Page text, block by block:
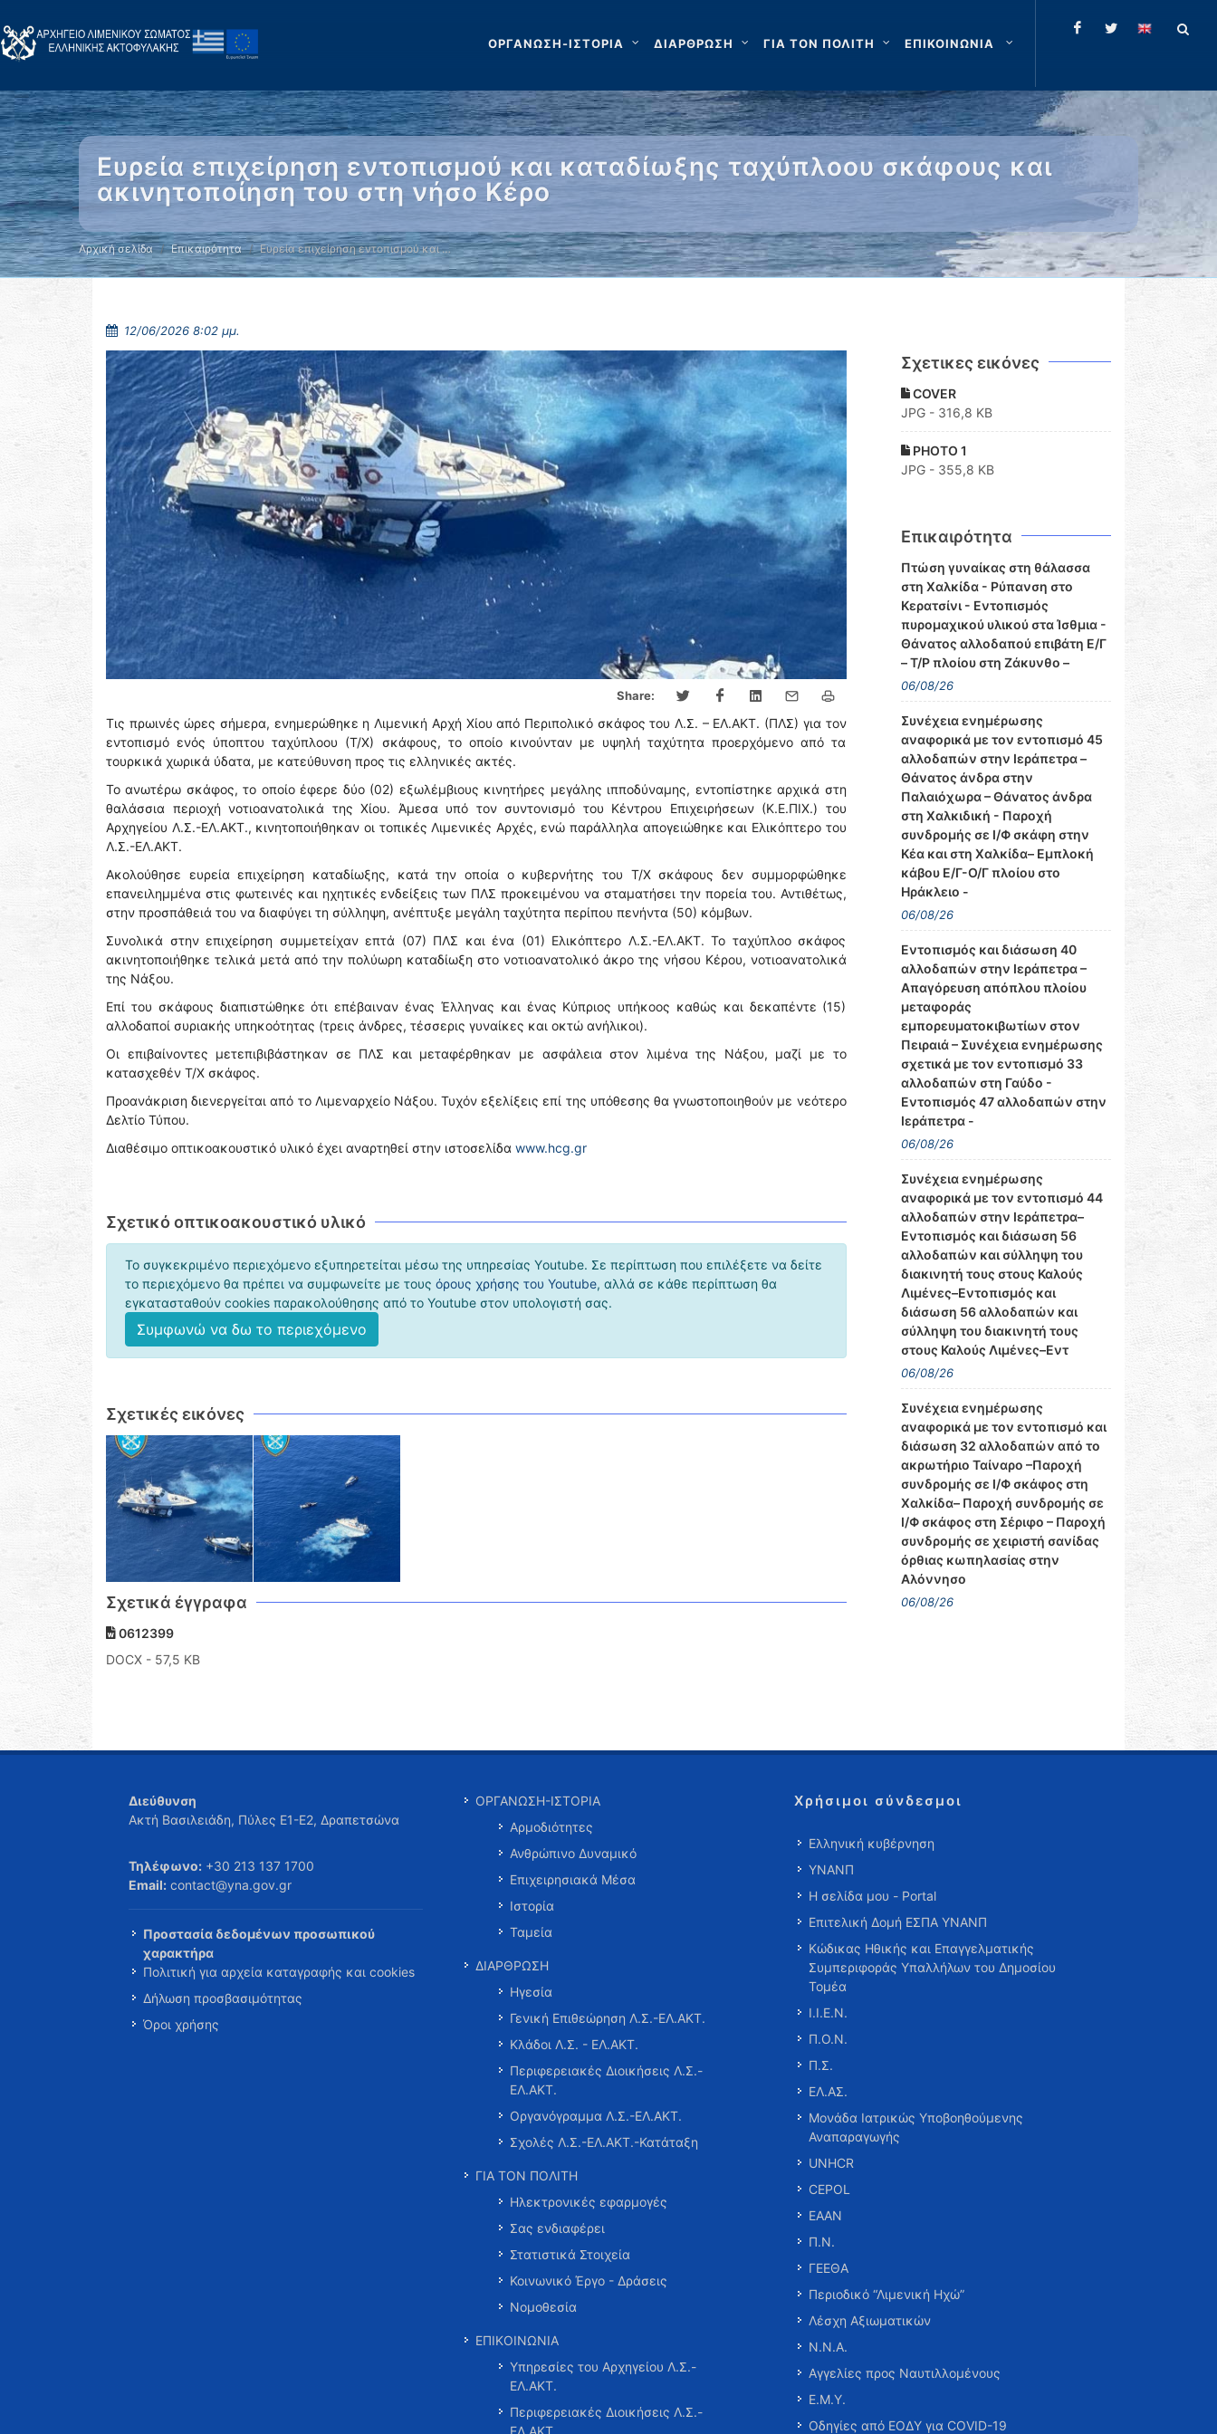
ΟΡΓΑΝΩΣΗ-ΙΣΤΟΡΙΑ ΔΙΑΡΘΡΩΣΗ ΓΙΑ ΤΟΝ ΠΟΛΙΤΗ ΕΠΙΚΟΙΝΩΝΙΑ
Ευρεία επιχείρηση εντοπισμού και καταδίωξης ταχύπλοου σκάφους και
ακινητοποίηση του στη νήσο Κέρο
Αρχική σελίδα Επικαιρότητα Ευρεία επιχείρηση εντοπισμού και …
12/06/2026 8:02 μμ.
Share:
Τις πρωινές ώρες σήμερα, ενημερώθηκε η Λιμενική Αρχή Χίου από Περιπολικό σκάφος του Λ.Σ. – ΕΛ.ΑΚΤ. (ΠΛΣ) για τον
εντοπισμό ενός ύποπτου ταχύπλοου (Τ/Χ) σκάφους, το οποίο κινούνταν με υψηλή ταχύτητα προερχόμενο από τα
τουρκικά χωρικά ύδατα, με κατεύθυνση προς τις ελληνικές ακτές.
Το ανωτέρω σκάφος, το οποίο έφερε δύο (02) εξωλέμβιους κινητήρες μεγάλης ιπποδύναμης, εντοπίστηκε αρχικά στη
θαλάσσια περιοχή νοτιοανατολικά της Χίου. Άμεσα υπό τον συντονισμό του Κέντρου Επιχειρήσεων (Κ.Ε.ΠΙΧ.) του
Αρχηγείου Λ.Σ.-ΕΛ.ΑΚΤ., κινητοποιήθηκαν οι τοπικές Λιμενικές Αρχές, ενώ παράλληλα απογειώθηκε και Ελικόπτερο του
Λ.Σ.-ΕΛ.ΑΚΤ.
Ακολούθησε ευρεία επιχείρηση καταδίωξης, κατά την οποία ο κυβερνήτης του Τ/Χ σκάφους δεν συμμορφώθηκε
επανειλημμένα στις φωτεινές και ηχητικές ενδείξεις των ΠΛΣ προκειμένου να σταματήσει την πορεία του. Αντιθέτως,
στην προσπάθειά του να διαφύγει τη σύλληψη, ανέπτυξε μεγάλη ταχύτητα περίπου πενήντα (50) κόμβων.
Συνολικά στην επιχείρηση συμμετείχαν επτά (07) ΠΛΣ και ένα (01) Ελικόπτερο Λ.Σ.-ΕΛ.ΑΚΤ. Το ταχύπλοο σκάφος
ακινητοποιήθηκε τελικά μετά από την πολύωρη καταδίωξη στο νοτιοανατολικό άκρο της νήσου Κέρου, νοτιοανατολικά
της Νάξου.
Επί του σκάφους διαπιστώθηκε ότι επέβαιναν ένας Έλληνας και ένας Κύπριος υπήκοος καθώς και δεκαπέντε (15)
αλλοδαποί συριακής υπηκοότητας (τρεις άνδρες, τέσσερις γυναίκες και οκτώ ανήλικοι).
Οι επιβαίνοντες μετεπιβιβάστηκαν σε ΠΛΣ και μεταφέρθηκαν με ασφάλεια στον λιμένα της Νάξου, μαζί με το
κατασχεθέν Τ/Χ σκάφος.
Προανάκριση διενεργείται από το Λιμεναρχείο Νάξου. Τυχόν εξελίξεις επί της υπόθεσης θα γνωστοποιηθούν με νεότερο
Δελτίο Τύπου.
Διαθέσιμο οπτικοακουστικό υλικό έχει αναρτηθεί στην ιστοσελίδα www.hcg.gr
Σχετικό οπτικοακουστικό υλικό
Το συγκεκριμένο περιεχόμενο εξυπηρετείται μέσω της υπηρεσίας Υoutube. Σε περίπτωση που επιλέξετε να δείτε
το περιεχόμενο θα πρέπει να συμφωνείτε με τους όρους χρήσης του Youtube, αλλά σε κάθε περίπτωση θα
εγκατασταθούν cookies παρακολούθησης από το Youtube στον υπολογιστή σας.
Συμφωνώ να δω το περιεχόμενο
Σχετικές εικόνες
Σχετικά έγγραφα
0612399
DOCX - 57,5 KB
Σχετικες εικόνες
COVER
JPG - 316,8 KB
PHOTO 1
JPG - 355,8 KB
Επικαιρότητα
Πτώση γυναίκας στη θάλασσα
στη Χαλκίδα - Ρύπανση στο
Κερατσίνι - Εντοπισμός
πυρομαχικού υλικού στα Ίσθμια -
Θάνατος αλλοδαπού επιβάτη Ε/Γ
– Τ/Ρ πλοίου στη Ζάκυνθο –
06/08/26
Συνέχεια ενημέρωσης
αναφορικά με τον εντοπισμό 45
αλλοδαπών στην Ιεράπετρα –
Θάνατος άνδρα στην
Παλαιόχωρα – Θάνατος άνδρα
στη Χαλκιδική - Παροχή
συνδρομής σε Ι/Φ σκάφη στην
Κέα και στη Χαλκίδα– Εμπλοκή
κάβου Ε/Γ-Ο/Γ πλοίου στο
Ηράκλειο -
06/08/26
Εντοπισμός και διάσωση 40
αλλοδαπών στην Ιεράπετρα –
Απαγόρευση απόπλου πλοίου
μεταφοράς
εμπορευματοκιβωτίων στον
Πειραιά – Συνέχεια ενημέρωσης
σχετικά με τον εντοπισμό 33
αλλοδαπών στη Γαύδο -
Εντοπισμός 47 αλλοδαπών στην
Ιεράπετρα -
06/08/26
Συνέχεια ενημέρωσης
αναφορικά με τον εντοπισμό 44
αλλοδαπών στην Ιεράπετρα–
Εντοπισμός και διάσωση 56
αλλοδαπών και σύλληψη του
διακινητή τους στους Καλούς
Λιμένες–Εντοπισμός και
διάσωση 56 αλλοδαπών και
σύλληψη του διακινητή τους
στους Καλούς Λιμένες–Εντ
06/08/26
Συνέχεια ενημέρωσης
αναφορικά με τον εντοπισμό και
διάσωση 32 αλλοδαπών από το
ακρωτήριο Ταίναρο –Παροχή
συνδρομής σε Ι/Φ σκάφος στη
Χαλκίδα– Παροχή συνδρομής σε
Ι/Φ σκάφος στη Σέριφο – Παροχή
συνδρομής σε χειριστή σανίδας
όρθιας κωπηλασίας στην
Αλόννησο
06/08/26
Διεύθυνση
Ακτή Βασιλειάδη, Πύλες Ε1-Ε2, Δραπετσώνα
Τηλέφωνο: +30 213 137 1700
Email: contact@yna.gov.gr
Προστασία δεδομένων προσωπικού
χαρακτήρα
Πολιτική για αρχεία καταγραφής και cookies
Δήλωση προσβασιμότητας
Όροι χρήσης
ΟΡΓΑΝΩΣΗ-ΙΣΤΟΡΙΑ
Αρμοδιότητες
Ανθρώπινο Δυναμικό
Επιχειρησιακά Μέσα
Ιστορία
Ταμεία
ΔΙΑΡΘΡΩΣΗ
Ηγεσία
Γενική Επιθεώρηση Λ.Σ.-ΕΛ.ΑΚΤ.
Κλάδοι Λ.Σ. - ΕΛ.ΑΚΤ.
Περιφερειακές Διοικήσεις Λ.Σ.-
ΕΛ.ΑΚΤ.
Οργανόγραμμα Λ.Σ.-ΕΛ.ΑΚΤ.
Σχολές Λ.Σ.-ΕΛ.ΑΚΤ.-Κατάταξη
ΓΙΑ ΤΟΝ ΠΟΛΙΤΗ
Ηλεκτρονικές εφαρμογές
Σας ενδιαφέρει
Στατιστικά Στοιχεία
Κοινωνικό Έργο - Δράσεις
Νομοθεσία
ΕΠΙΚΟΙΝΩΝΙΑ
Υπηρεσίες του Αρχηγείου Λ.Σ.-
ΕΛ.ΑΚΤ.
Περιφερειακές Διοικήσεις Λ.Σ.-
Χρήσιμοι σύνδεσμοι
Ελληνική κυβέρνηση
ΥΝΑΝΠ
Η σελίδα μου - Portal
Επιτελική Δομή ΕΣΠΑ ΥΝΑΝΠ
Κώδικας Ηθικής και Επαγγελματικής
Συμπεριφοράς Υπαλλήλων του Δημοσίου
Τομέα
Ι.Ι.Ε.Ν.
Π.Ο.Ν.
Π.Σ.
ΕΛ.ΑΣ.
Μονάδα Ιατρικώς Υποβοηθούμενης
Αναπαραγωγής
UNHCR
CEPOL
ΕΑΑΝ
Π.Ν.
ΓΕΕΘΑ
Περιοδικό “Λιμενική Ηχώ”
Λέσχη Αξιωματικών
Ν.Ν.Α.
Αγγελίες προς Ναυτιλλομένους
Ε.Μ.Υ.
Οδηγίες από ΕΟΔΥ για COVID-19